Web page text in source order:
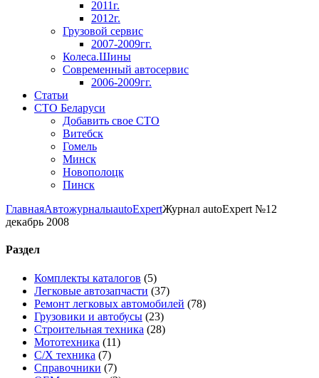
2011г.
2012г.
Грузовой сервис
2007-2009гг.
Колеса.Шины
Современный автосервис
2006-2009гг.
Статьи
СТО Беларуси
Добавить свое СТО
Витебск
Гомель
Минск
Новополоцк
Пинск
ГлавнаяАвтожурналыautoExpertЖурнал autoExpert №12
декабрь 2008
Раздел
Комплекты каталогов (5)
Легковые автозапчасти (37)
Ремонт легковых автомобилей (78)
Грузовики и автобусы (23)
Строительная техника (28)
Мототехника (11)
С/Х техника (7)
Справочники (7)